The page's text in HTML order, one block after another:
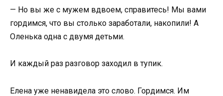
— Но вы же с мужем вдвоем, справитесь! Мы вами
гордимся, что вы столько заработали, накопили! А
Оленька одна с двумя детьми.
И каждый раз разговор заходил в тупик.
Елена уже ненавидела это слово. Гордимся. Им